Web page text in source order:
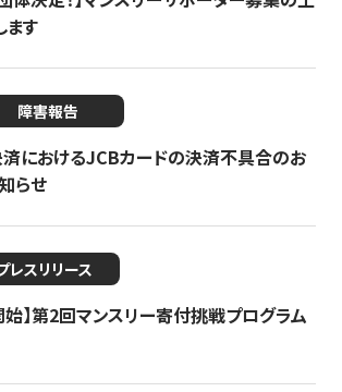
ます
障害報告
済におけるJCBカードの決済不具合のお
らせ
レスリリース
】第2回マンスリー寄付挑戦プログラム